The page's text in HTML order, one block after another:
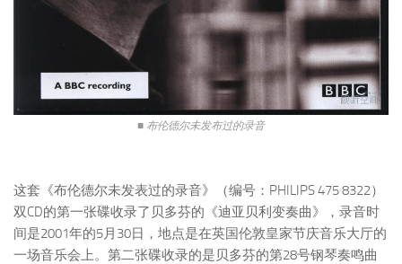
■ 布伦德尔未发布过的录音
这套《布伦德尔未发表过的录音》（编号：PHILIPS 475 8322）
双CD的第一张碟收录了贝多芬的《迪亚贝利变奏曲》，录音时
间是2001年的5月30日，地点是在英国伦敦皇家节庆音乐大厅的
一场音乐会上。第二张碟收录的是贝多芬的第28号钢琴奏鸣曲